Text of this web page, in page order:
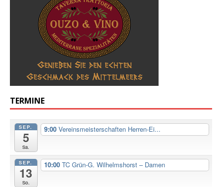
TERMINE
SEP.
5
Sa.
9:00 Vereinsmeisterschaften Herren-Ei...
SEP.
13
So.
10:00 TC Grün-G. Wilhelmshorst – Damen